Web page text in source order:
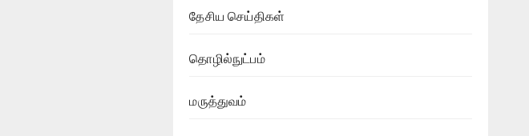
தேசிய செய்திகள்
தொழில்நுட்பம்
மருத்துவம்